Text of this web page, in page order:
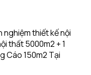
nghiệm thiết kế nội
thất 5000m2 + 1
Cáo 150m2 Tại